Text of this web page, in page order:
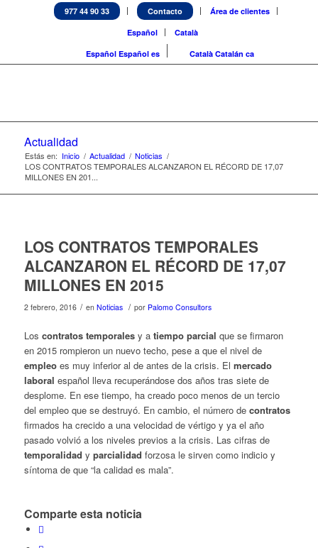
977 44 90 33 Contacto
Área de clientes
Español
Català
Español Español es Català Catalán ca
Actualidad
Estás en: Inicio / Actualidad / Noticias /
LOS CONTRATOS TEMPORALES ALCANZARON EL RÉCORD DE 17,07
MILLONES EN 201...
LOS CONTRATOS TEMPORALES
ALCANZARON EL RÉCORD DE 17,07
MILLONES EN 2015
2 febrero, 2016 / en Noticias / por Palomo Consultors
Los contratos temporalesy a tiempo parcial que se firmaron
en 2015 rompieron un nuevo techo, pese a que el nivel de
empleoes muy inferior al de antes de la crisis. El mercado
laboral español lleva recuperándose dos años tras siete de
desplome. En ese tiempo, ha creado poco menos de un tercio
del empleo que se destruyó. En cambio, el número de contratos
firmados ha crecido a una velocidad de vértigo y ya el año
pasado volvió a los niveles previos a la crisis. Las cifras de
temporalidad y parcialidad forzosa le sirven como indicio y
síntoma de que “la calidad es mala”.
Comparte esta noticia